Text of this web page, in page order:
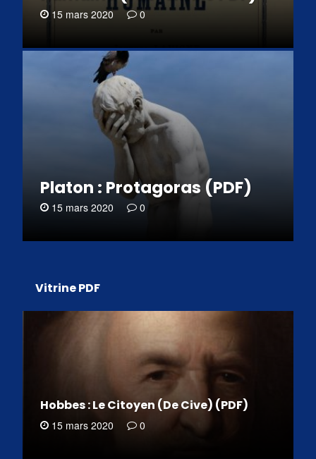
15 mars 2020 0
Platon : Protagoras (PDF)
15 mars 2020 0
Vitrine PDF
Hobbes : Le Citoyen (De Cive) (PDF)
15 mars 2020 0